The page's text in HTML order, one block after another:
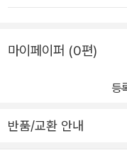
잘 했다고 칭찬을 해주고
던져주니 유령 가족 이야
기가 시작된다. 이제 또
마이페이퍼 (0편)
등
반품/교환 안내